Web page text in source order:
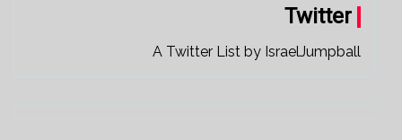
Twitter
A Twitter List by IsraelJumpball